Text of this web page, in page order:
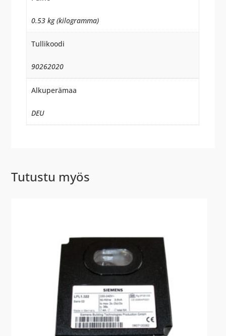
0.53 kg (kilogramma)
Tullikoodi
90262020
Alkuperämaa
DEU
Tutustu myös